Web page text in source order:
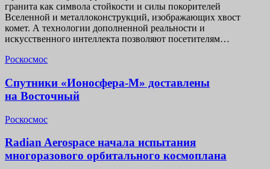
гранита как символа стойкости и силы покорителей
Вселенной и металлоконструкций, изображающих хвост
комет. А технологии дополненной реальности и
искусственного интеллекта позволяют посетителям…
Роскосмос
Спутники «Ионосфера-М» доставлены
на Восточный
Роскосмос
Radian Aerospace начала испытания
многоразового орбитального космоплана